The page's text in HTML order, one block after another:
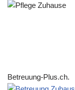
Betreuung-Plus.ch.